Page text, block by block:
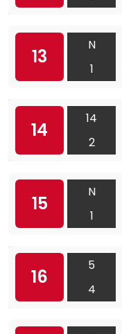
13
N
1
14
14
2
15
N
1
16
5
4